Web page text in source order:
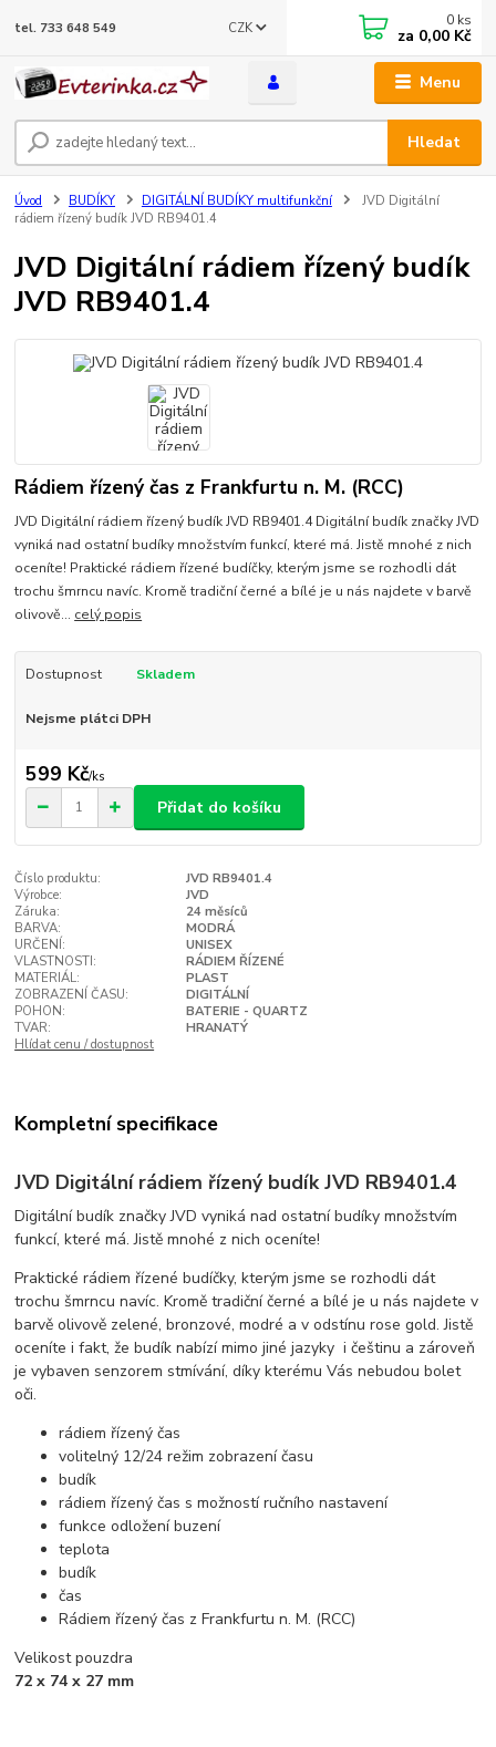
Menu
CZK
Hledat
tel. 733 648 549 0 ks
za 0,00 Kč
Úvod BUDÍKY DIGITÁLNÍ BUDÍKY multifunkční
JVD Digitální
rádiem řízený budík JVD RB9401.4
JVD Digitální rádiem řízený budík
JVD RB9401.4
Rádiem řízený čas z Frankfurtu n. M. (RCC)
JVD Digitální rádiem řízený budík JVD RB9401.4 Digitální budík značky JVD
vyniká nad ostatní budíky množstvím funkcí, které má. Jistě mnohé z nich
oceníte! Praktické rádiem řízené budíčky, kterým jsme se rozhodli dát
trochu šmrncu navíc. Kromě tradiční černé a bílé je u nás najdete v barvě
olivově... celý popis
Dostupnost Skladem
Nejsme plátci DPH
599 Kč/ks
Přidat do košíku
Číslo produktu:
JVD RB9401.4
Výrobce:
JVD
Záruka:
24 měsíců
BARVA:
MODRÁ
URČENÍ:
UNISEX
VLASTNOSTI:
RÁDIEM ŘÍZENÉ
MATERIÁL:
PLAST
ZOBRAZENÍ ČASU:
DIGITÁLNÍ
POHON:
BATERIE - QUARTZ
TVAR:
HRANATÝ
Hlídat cenu / dostupnost
Kompletní specifikace
JVD Digitální rádiem řízený budík JVD RB9401.4
Digitální budík značky JVD vyniká nad ostatní budíky množstvím
funkcí, které má. Jistě mnohé z nich oceníte!
Praktické rádiem řízené budíčky, kterým jsme se rozhodli dát
trochu šmrncu navíc. Kromě tradiční černé a bílé je u nás najdete v
barvě olivově zelené, bronzové, modré a v odstínu rose gold. Jistě
oceníte i fakt, že budík nabízí mimo jiné jazyky i češtinu a zároveň
je vybaven senzorem stmívání, díky kterému Vás nebudou bolet
oči.
rádiem řízený čas
volitelný 12/24 režim zobrazení času
budík
rádiem řízený čas s možností ručního nastavení
funkce odložení buzení
teplota
budík
čas
Rádiem řízený čas z Frankfurtu n. M. (RCC)
Velikost pouzdra
72 x 74 x 27 mm